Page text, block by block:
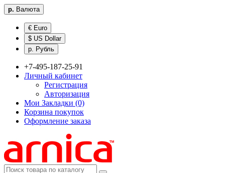
р. Валюта
€ Euro
$ US Dollar
р. Рубль
+7-495-187-25-91
Личный кабинет
Регистрация
Авторизация
Мои Закладки (0)
Корзина покупок
Оформление заказа